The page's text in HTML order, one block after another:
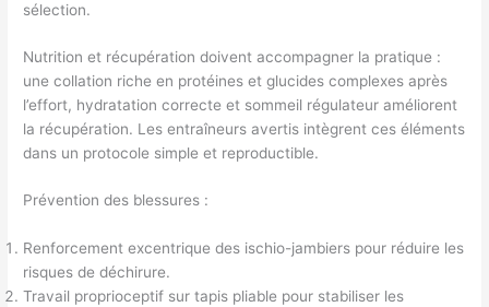
sélection.
Nutrition et récupération doivent accompagner la pratique :
une collation riche en protéines et glucides complexes après
l’effort, hydratation correcte et sommeil régulateur améliorent
la récupération. Les entraîneurs avertis intègrent ces éléments
dans un protocole simple et reproductible.
Prévention des blessures :
Renforcement excentrique des ischio-jambiers pour réduire les
risques de déchirure.
Travail proprioceptif sur tapis pliable pour stabiliser les